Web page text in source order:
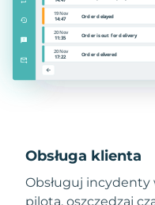
Obsługa klienta
Obsługuj incydenty
pilota, oszczędzaj